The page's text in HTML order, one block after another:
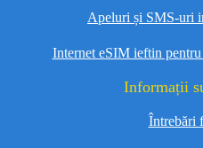
Apeluri și SMS-uri
Internet eSIM ieftin
Informații
Întrebări